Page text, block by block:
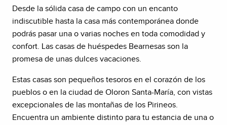
Desde la sólida casa de campo con un encanto
indiscutible hasta la casa más contemporánea donde
podrás pasar una o varias noches en toda comodidad y
confort. Las casas de huéspedes Bearnesas son la
promesa de unas dulces vacaciones.
Estas casas son pequeños tesoros en el corazón de los
pueblos o en la ciudad de Oloron Santa-María, con vistas
excepcionales de las montañas de los Pirineos.
Encuentra un ambiente distinto para tu estancia de una o